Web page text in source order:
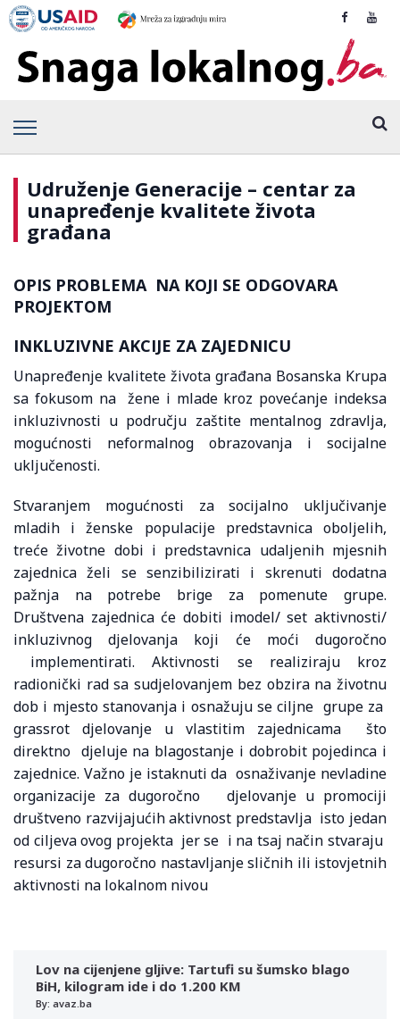
Udruženje Generacije – centar za
unapređenje kvalitete života
građana
OPIS PROBLEMA NA KOJI SE ODGOVARA
PROJEKTOM
INKLUZIVNE AKCIJE ZA ZAJEDNICU
Unapređenje kvalitete života građana Bosanska Krupa
sa fokusom na žene i mlade kroz povećanje indeksa
inkluzivnosti u području zaštite mentalnog zdravlja,
mogućnosti neformalnog obrazovanja i socijalne
uključenosti.
Stvaranjem mogućnosti za socijalno uključivanje
mladih i ženske populacije predstavnica oboljelih,
treće životne dobi i predstavnica udaljenih mjesnih
zajednica želi se senzibilizirati i skrenuti dodatna
pažnja na potrebe brige za pomenute grupe.
Društvena zajednica će dobiti imodel/ set aktivnosti/
inkluzivnog djelovanja koji će moći dugoročno
implementirati. Aktivnosti se realiziraju kroz
radionički rad sa sudjelovanjem bez obzira na životnu
dob i mjesto stanovanja i osnažuju se ciljne grupe za
grassrot djelovanje u vlastitim zajednicama što
direktno djeluje na blagostanje i dobrobit pojedinca i
zajednice. Važno je istaknuti da osnaživanje nevladine
organizacije za dugoročno djelovanje u promociji
društveno razvijajućih aktivnost predstavlja isto jedan
od ciljeva ovog projekta jer se i na tsaj način stvaraju
resursi za dugoročno nastavljanje sličnih ili istovjetnih
aktivnosti na lokalnom nivou
Lov na cijenjene gljive: Tartufi su šumsko blago
BiH, kilogram ide i do 1.200 KM
By: avaz.ba